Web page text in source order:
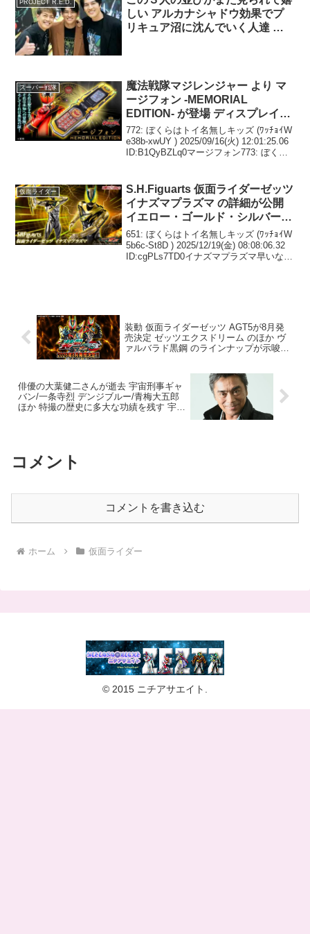
しい アルカナシャドウ効果でプ
リキュア沼に沈んでいく人達 ほ
か ニチアサ話題のツイートまと
スーパー戦隊
魔法戦隊マジレンジャー より マ
ージフォン -MEMORIAL
EDITION- が登場 ディスプレイパ
ーツ6種付属 キーの組み合わせで
50種以上の魔法が発動可能
772: ぼくらはトイ名無しキッズ (ﾜｯﾁｮｲW
e38b-xwUY ) 2025/09/16(火) 12:01:25.06
ID:B1QyBZLq0マージフォン773: ぼくら
はトイ名無しキッズ (ｵｲｺﾗﾐﾈｵ MMd9-
仮面ライダー
S.H.Figuarts 仮面ライダーゼッツ
イナズマプラズマ の詳細が公開
イエロー・ゴールド・シルバーの
メタリックカラーを丁寧に塗り分
けて再現 専用武器 イナズマブラ
スターが付属
5b6c-St8D ) 2025/12/19(金) 08:08:06.32
ID:cgPLs7TD0イナズマプラズマ早いな
652: ぼくらはトイ名無しキッズ (ﾜｯﾁｮｲW
売決定 ゼッツエクスドリーム のほか ヴ
ァルバラド黒鋼 のラインナップが示唆さ
れる 詳細は次回以降のブログで順次公開
バン/一条寺烈 デンジブルー/青梅大五郎
ほか 特撮の歴史に多大な功績を残す 宇宙
刑事復活の年だっただけに出演を願う声
コメント
コメントを書き込む